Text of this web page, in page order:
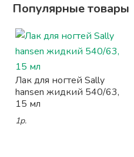
Популярные товары
Лак для ногтей Sally
hansen жидкий 540/63,
15 мл
1р.